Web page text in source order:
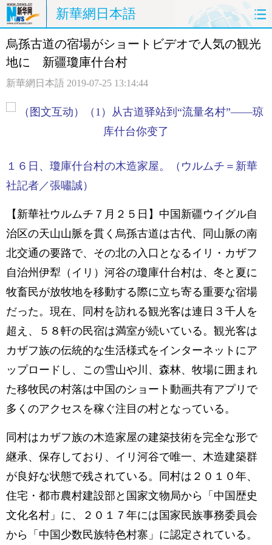
新華網日本語
ホームページ 政治 経済
観光 評論 写真
烏孫古道の宿場がショートビデオで人気の観光
地に 新疆瓊庫什台村
新華網日本語 2019-07-25 13:14:44
１６日、瓊庫什台村の木造家屋。（ウルムチ＝新華
社記者／張嘯誠）
【新華社ウルムチ７月２５日】中国新疆ウイグル自
治区の天山山脈を貫く烏孫古道は古代、同山脈の南
北交通の要路で、その北の入口となるイリ・カザフ
自治州伊犁（イリ）河谷の瓊庫什台村は、冬と夏に
牧畜民が放牧地を移動する際に立ち寄る重要な宿場
だった。現在、同村を訪れる観光客は連日３千人を
超え、５８軒の民宿は満室が続いている。観光客は
カザフ族の伝統的な生活様式をインターネットにア
ップロードし、この雪山や川、森林、牧場に囲まれ
た移牧民の村落は中国のショート動画共有アプリで
多くのアクセスを稼ぐ注目の村となっている。
同村はカザフ族の木造家屋の建築技術を完全な形で
継承、保存しており、イリ河谷で唯一、木造建築群
が良好な状態で残されている。同村は２０１０年、
住宅・都市農村建設部と国家文物局から「中国歴史
文化名村」に、２０１７年には国家民族事務委員会
から「中国少数民族特色村寨」に認定されている。